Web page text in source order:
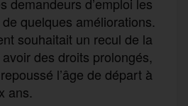
quelques améliorations.
souhaitait un recul de la
des droits prolongés,
l’âge de départ à
ans.